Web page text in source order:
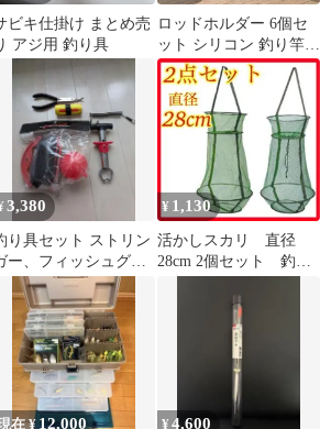
ビキ仕掛け まとめ売
アジ用 釣り具
ロッドホルダー 6個セ
ット シリコン 釣り竿固
定 ロッド保護 分割収納
釣り具
3,380
り具セット ストリン
ー、フィッシュグリ
ップ プライヤー スケ
ール
¥ 1,130
活かしスカリ 直径
28cm 2個セット 釣り
ト ビク 餌
在 ¥ 12,000 ¥4,600